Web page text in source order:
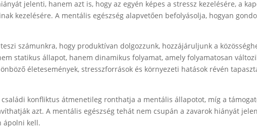
jelenti, hanem azt is, hogy az egyén képes a stressz kezelésére, a
kezelésére. A mentális egészség alapvetően befolyásolja, hogyan
számunkra, hogy produktívan dolgozzunk, hozzájáruljunk a
statikus állapot, hanem dinamikus folyamat, amely folyamatosan
életesemények, stresszforrások és környezeti hatások révén
konfliktus átmenetileg ronthatja a mentális állapotot, míg a
azt. A mentális egészség tehát nem csupán a zavarok hiányát
ápolni kell.